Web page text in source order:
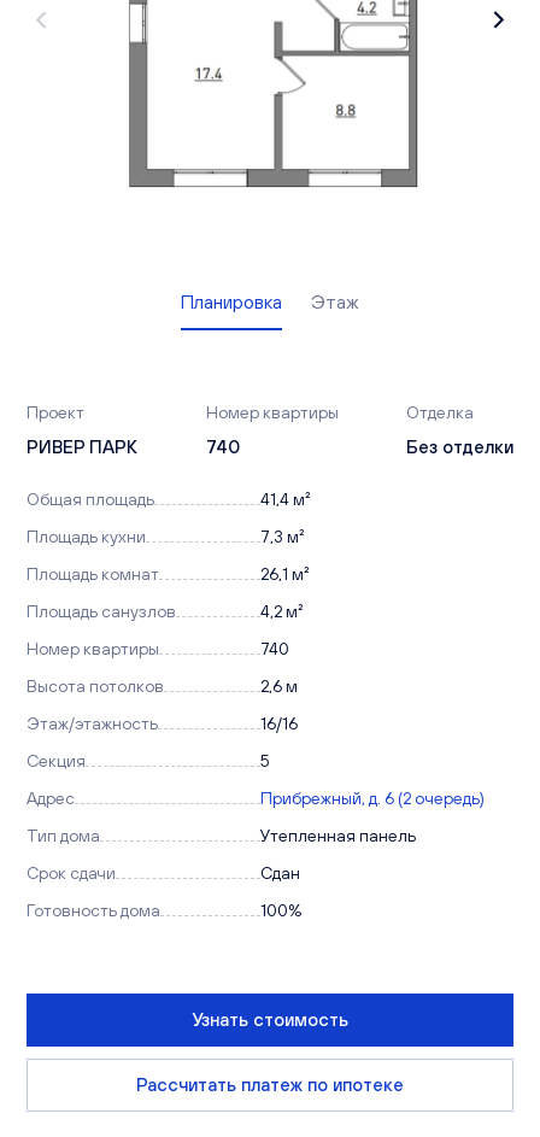
Вакансии
Офисы продаж
Планировка Этаж
Проект
РИВЕР ПАРК
Номер квартиры
740
Отделка
Без отделки
Общая площадь
41,4 м²
Площадь кухни
7,3 м²
Площадь комнат
26,1 м²
Площадь санузлов
4,2 м²
Номер квартиры
740
Высота потолков
2,6 м
Этаж/этажность
16/16
Секция
5
Адрес
Прибрежный, д. 6 (2 очередь)
Тип дома
Утепленная панель
Срок сдачи
Сдан
Готовность дома
100%
Узнать стоимость
Рассчитать платеж по ипотеке